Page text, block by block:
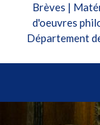
Brèves |
d'oeuvres
Département